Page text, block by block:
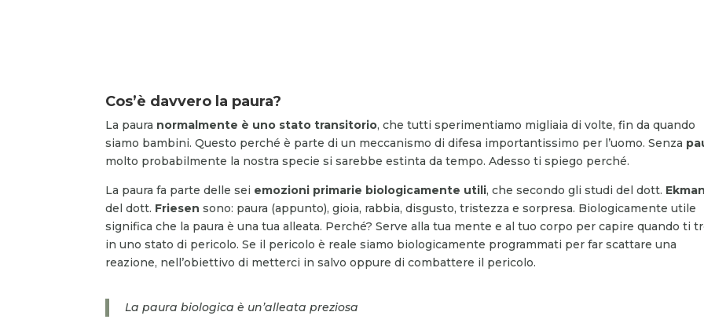
Cos’è davvero la paura?
La paura normalmente è uno stato transitorio, che tutti sperimentiamo migliaia di volte, fin da quando
siamo bambini. Questo perché è parte di un meccanismo di difesa importantissimo per l’uomo. Senza
molto probabilmente la nostra specie si sarebbe estinta da tempo. Adesso ti spiego perché.
La paura fa parte delle sei emozioni primarie biologicamente utili, che secondo gli studi del dott. Ekman
del dott. Friesen sono: paura (appunto), gioia, rabbia, disgusto, tristezza e sorpresa. Biologicamente utile
significa che la paura è una tua alleata. Perché? Serve alla tua mente e al tuo corpo per capire quando ti
in uno stato di pericolo. Se il pericolo è reale siamo biologicamente programmati per far scattare una
reazione, nell’obiettivo di metterci in salvo oppure di combattere il pericolo.
La paura biologica è un’alleata preziosa